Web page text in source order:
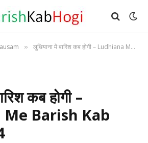
» लुधियाना में बारिश कब होगी – Ludhiana Me Barish Kab Hogi 2024
कब होगी –
Barish Kab